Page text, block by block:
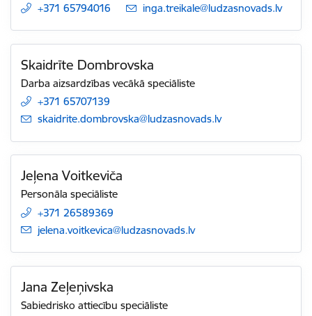
+371 65794016
E-pasts:
inga.treikale@ludzasnovads.lv
Skaidrīte Dombrovska
Darba aizsardzības vecākā speciāliste
+371 65707139
E-pasts:
skaidrite.dombrovska@ludzasnovads.lv
Jeļena Voitkeviča
Personāla speciāliste
+371 26589369
E-pasts:
jelena.voitkevica@ludzasnovads.lv
Jana Zeļeņivska
Sabiedrisko attiecību speciāliste